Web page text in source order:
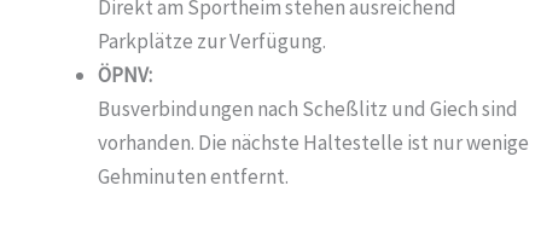
Direkt am Sportheim stehen ausreichend
Parkplätze zur Verfügung.
ÖPNV:
Busverbindungen nach Scheßlitz und Giech sind
vorhanden. Die nächste Haltestelle ist nur wenige
Gehminuten entfernt.